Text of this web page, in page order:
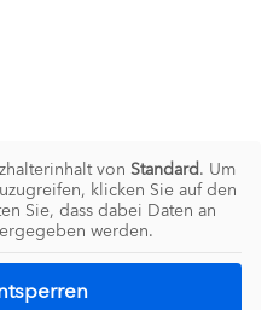
von Standard . Um
klicken Sie auf den
Sie, dass dabei Daten an
werden.